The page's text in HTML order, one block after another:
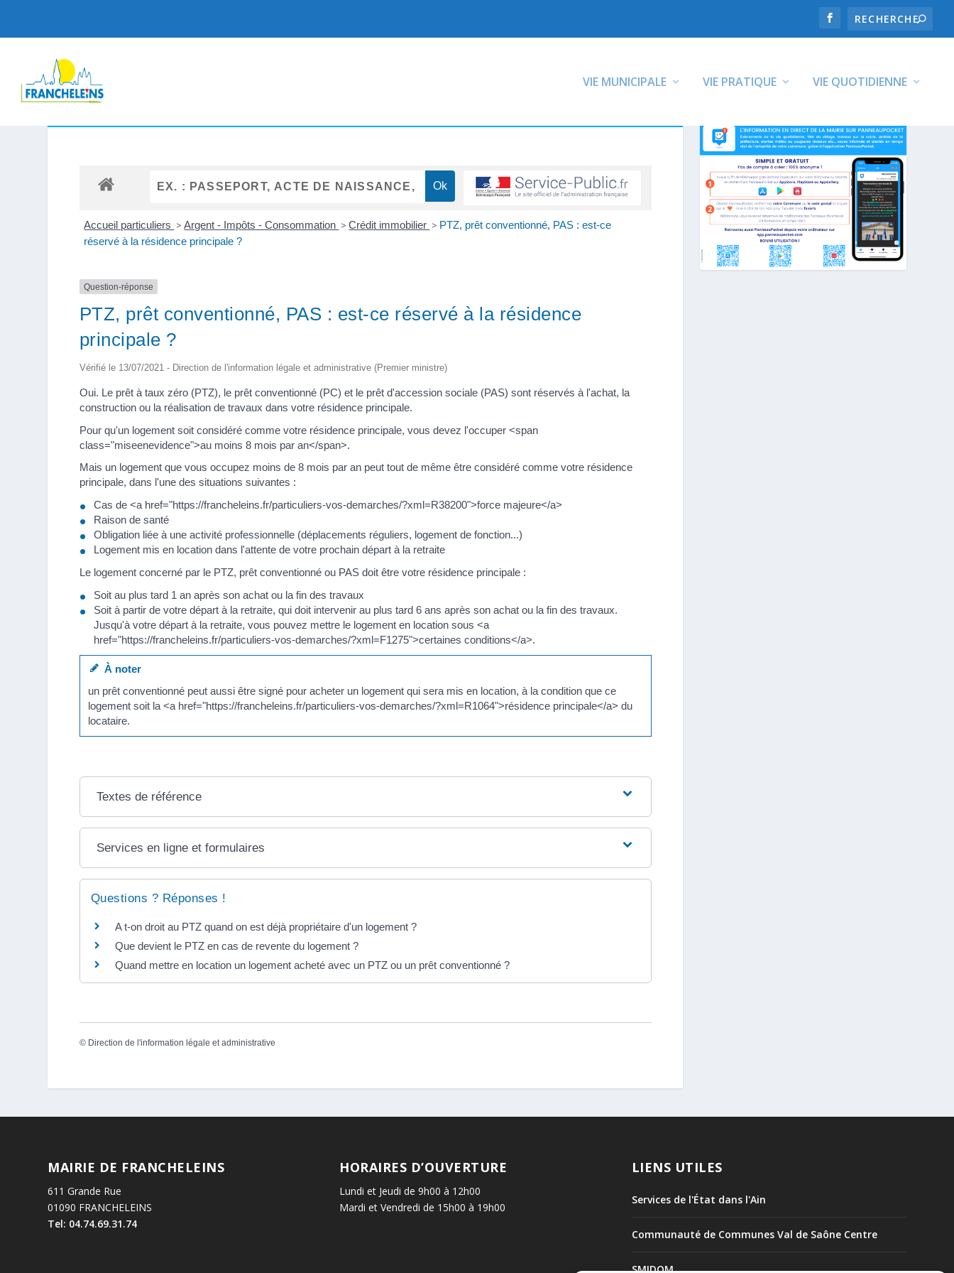
VIE MUNICIPALE VIE PRATIQUE VIE QUOTIDIENNE
Accueil particuliers > Argent - Impôts - Consommation > Crédit immobilier > PTZ, prêt conventionné, PAS : est-ce
réservé à la résidence principale ?
Question-réponse
PTZ, prêt conventionné, PAS : est-ce réservé à la résidence
principale ?
Vérifié le 13/07/2021 - Direction de l'information légale et administrative (Premier ministre)
Oui. Le prêt à taux zéro (PTZ), le prêt conventionné (PC) et le prêt d'accession sociale (PAS) sont réservés à l'achat, la
construction ou la réalisation de travaux dans votre résidence principale.
Pour qu'un logement soit considéré comme votre résidence principale, vous devez l'occuper <span
class="miseenevidence">au moins 8 mois par an</span>.
Mais un logement que vous occupez moins de 8 mois par an peut tout de même être considéré comme votre résidence
principale, dans l'une des situations suivantes :
Cas de <a href="https://francheleins.fr/particuliers-vos-demarches/?xml=R38200">force majeure</a>
Raison de santé
Obligation liée à une activité professionnelle (déplacements réguliers, logement de fonction...)
Logement mis en location dans l'attente de votre prochain départ à la retraite
Le logement concerné par le PTZ, prêt conventionné ou PAS doit être votre résidence principale :
Soit au plus tard 1 an après son achat ou la fin des travaux
Soit à partir de votre départ à la retraite, qui doit intervenir au plus tard 6 ans après son achat ou la fin des travaux.
Jusqu'à votre départ à la retraite, vous pouvez mettre le logement en location sous <a
href="https://francheleins.fr/particuliers-vos-demarches/?xml=F1275">certaines conditions</a>.
À noter
un prêt conventionné peut aussi être signé pour acheter un logement qui sera mis en location, à la condition que ce
logement soit la <a href="https://francheleins.fr/particuliers-vos-demarches/?xml=R1064">résidence principale</a> du
locataire.
Textes de référence
Services en ligne et formulaires
Questions ? Réponses !
A t-on droit au PTZ quand on est déjà propriétaire d'un logement ?
Que devient le PTZ en cas de revente du logement ?
Quand mettre en location un logement acheté avec un PTZ ou un prêt conventionné ?
© Direction de l'information légale et administrative
MAIRIE DE FRANCHELEINS
611 Grande Rue
01090 FRANCHELEINS
Tel: 04.74.69.31.74
HORAIRES D’OUVERTURE
Lundi et Jeudi de 9h00 à 12h00
Mardi et Vendredi de 15h00 à 19h00
LIENS UTILES
Services de l'État dans l'Ain
Communauté de Communes Val de Saône Centre
SMIDOM